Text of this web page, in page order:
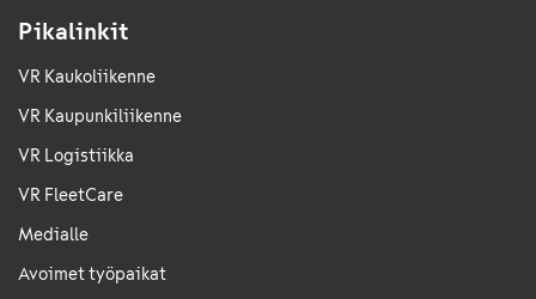
Pikalinkit
VR Kaukoliikenne
VR Kaupunkiliikenne
VR Logistiikka
VR FleetCare
Medialle
Avoimet työpaikat